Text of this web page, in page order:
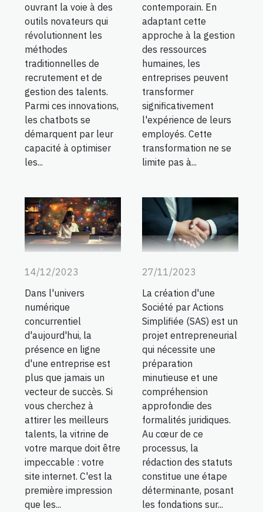
ouvrant la voie à des
outils novateurs qui
révolutionnent les
méthodes
traditionnelles de
recrutement et de
gestion des talents.
Parmi ces innovations,
les chatbots se
démarquent par leur
capacité à optimiser
les...
contemporain. En
adaptant cette
approche à la gestion
des ressources
humaines, les
entreprises peuvent
transformer
significativement
l'expérience de leurs
employés. Cette
transformation ne se
limite pas à...
14/12/2023
Dans l'univers
numérique
concurrentiel
d'aujourd'hui, la
présence en ligne
d'une entreprise est
plus que jamais un
vecteur de succès. Si
vous cherchez à
attirer les meilleurs
talents, la vitrine de
votre marque doit être
impeccable : votre
site internet. C'est la
première impression
que les...
27/11/2023
La création d'une
Société par Actions
Simplifiée (SAS) est un
projet entrepreneurial
qui nécessite une
préparation
minutieuse et une
compréhension
approfondie des
formalités juridiques.
Au cœur de ce
processus, la
rédaction des statuts
constitue une étape
déterminante, posant
les fondations sur...